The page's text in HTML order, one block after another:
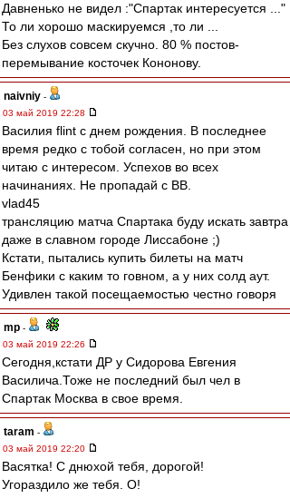
Давненько не видел :"Спартак интересуется ..."
То ли хорошо маскируемся ,то ли ...
Без слухов совсем скучно. 80 % постов-
перемывание косточек Кононову.
naivniy -
03 май 2019 22:28
Василия flint с днем рождения. В последнее
время редко с тобой согласен, но при этом
читаю с интересом. Успехов во всех
начинаниях. Не пропадай с ВВ.
vlad45
трансляцию матча Спартака буду искать завтра
даже в славном городе Лиссабоне ;)
Кстати, пытались купить билеты на матч
Бенфики с каким то говном, а у них солд аут.
Удивлен такой посещаемостью честно говоря
mp -
03 май 2019 22:26
Сегодня,кстати ДР у Сидорова Евгения
Василича.Тоже не последний был чел в
Спартак Москва в свое время.
taram -
03 май 2019 22:20
Васятка! С днюхой тебя, дорогой!
Угораздило же тебя. О!